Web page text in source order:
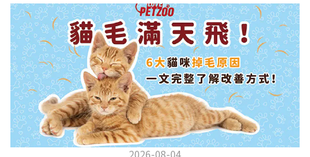
相處中獲得回報狗狗訓練指南，六步驟培養幼犬開始幼犬訓練時，
系統性的方法能帶來最佳效果。從信任建立到習慣養成，每個階段
都至關重要，缺一不可。良好的訓練應循序漸進，把握幼犬成長敏
感期，以積極正向的方式引導。遵循這六個步驟，即使是第一次養
狗的新手，也能輕鬆將調皮的小狗訓練成聽話的好夥伴！建立信任
基礎 幼犬訓練的第一步不是教指令，而是建立信任。剛到新家的幼
犬可能感到緊張不安，給予適當空間適應環境很重要。用溫柔的聲
音交談，提供安全舒適的窩，維持規律的餵食和如廁時間，讓幼犬
感到安心。輕輕撫摸、溫柔擁抱，每天安排固定玩耍時間，這些都
若超過 24 小時沒改善，建議就醫。血便（帶血絲或黑色糞便） 👉
可能是嚴重腸胃問題，應立即帶去獸醫院！想知道貓咪拉肚子的真
正原因，只要透過 5 個簡單步驟，就能判斷問題嚴重性，決定是否
需要就醫！接下來我們一起來看看該怎麼做吧！🐾 貓咪拉肚子怎麼
辦？5步驟判斷貓咪拉肚子是否需要馬上看醫生貓咪拉肚子的因素與
許多原因有關，更換食物、誤食異物或不乾淨的東西、寄生蟲、其
他疾病。 5 步驟判斷貓咪拉肚子原因，要不要看醫生？當貓咪拉肚
子時，不用慌張！透過以下 5 個步驟，就能快速判斷原因，並決定
是否需要帶去獸醫院。📌 貓咪拉肚子判斷步驟1：觀察糞便的狀態：
2026-08-04